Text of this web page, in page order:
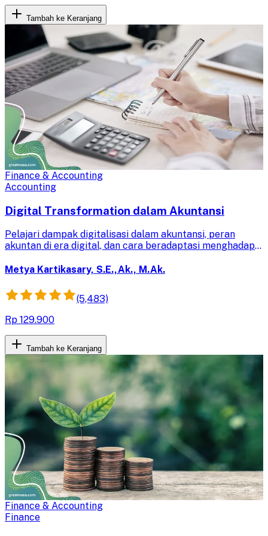
Tambah ke Keranjang
Finance & Accounting
Accounting
Digital Transformation dalam Akuntansi
Pelajari dampak digitalisasi dalam akuntansi, peran
akuntan di era digital, dan cara beradaptasi menghadapi
yang semakin digital.
Metya Kartikasary, S.E.,Ak., M.Ak.
(5,483)
Rp 129.900
Tambah ke Keranjang
Finance & Accounting
Finance